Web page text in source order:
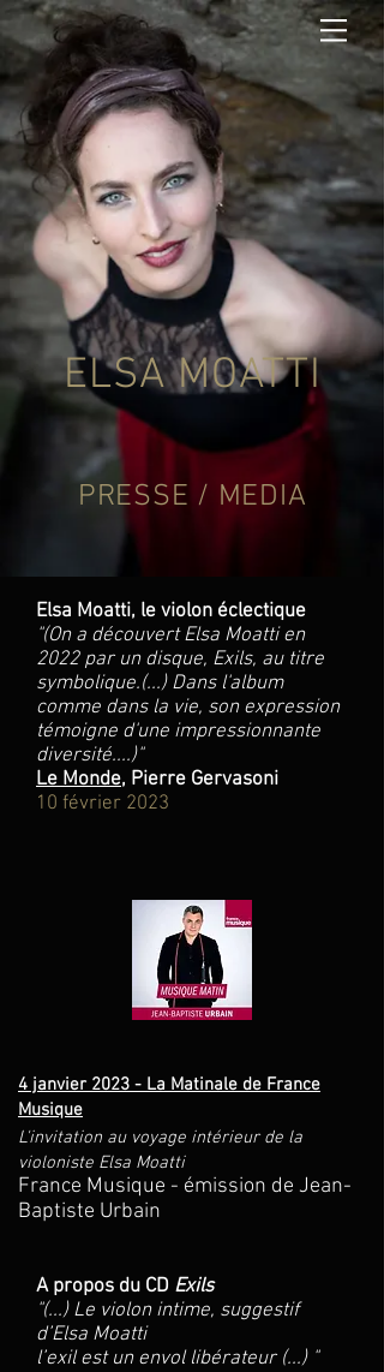
ELSA MOATTI
PRESSE / MEDIA
Elsa Moatti, le violon éclectique
"(On a découvert Elsa Moatti en
2022 par un disque, Exils, au titre
symbolique.(...) Dans l'album
comme dans la vie, son expression
témoigne d'une impressionnante
diversité....)"
Le Monde, Pierre Gervasoni
10 février 2023
4 janvier 2023 - La Matinale de France
Musique
L'invitation au voyage intérieur de la
violoniste Elsa Moatti
France Musique - émission de Jean-
Baptiste Urbain
A propos du CD Exils
"(...) Le violon intime, suggestif
d’Elsa Moatti
l’exil est un envol libérateur (...) "